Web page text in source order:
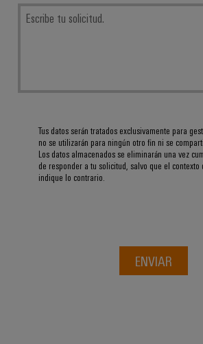
Tus datos serán tratados exclusivamente para
no se utilizarán para ningún otro fin ni se
Los datos almacenados se eliminarán una vez
de responder a tu solicitud, salvo que el contexto
indique lo contrario.
ENVIAR